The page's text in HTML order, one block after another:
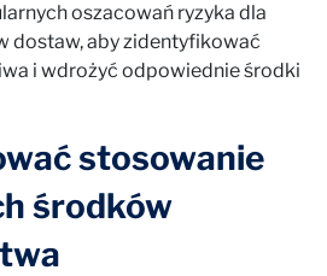
oszacowań ryzyka dla
dostaw, aby zidentyfikować
i wdrożyć odpowiednie środki
stosowanie
środków